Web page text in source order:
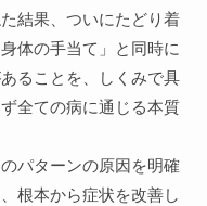
結果、ついにたどり着
体の手当て」と同時に
ることを、しくみで具
全ての病に通じる本質
パターンの原因を明確
根本から症状を改善し